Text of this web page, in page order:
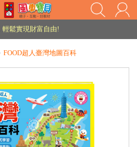
家長樂了!「風車書版集團暨FOOD超人企業總部」目前正興建中!
輕鬆實現財富自由!
點我查看『海外購物流程說明』
輕鬆實現財富自由!
FOOD超人臺灣地圖百科